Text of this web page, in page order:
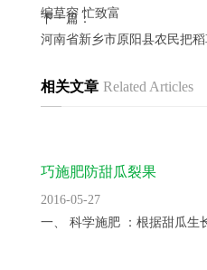
编草帘 忙致富
下一篇：
河南省新乡市原阳县农民把
相关文章 Related Articles
巧施肥防甜瓜裂果
2016-05-27
一、 科学施肥 ：根据甜瓜生